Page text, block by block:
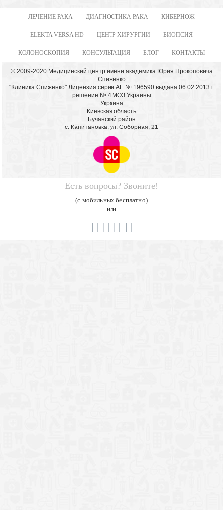
ЛЕЧЕНИЕ РАКА ДИАГНОСТИКА РАКА КИБЕРНОЖ
ELEKTA VERSA HD ЦЕНТР ХИРУРГИИ БИОПСИЯ
КОЛОНОСКОПИЯ КОНСУЛЬТАЦИЯ БЛОГ КОНТАКТЫ
© 2009-2020 Медицинский центр имени академика Юрия Прокоповича
Спиженко
"Клиника Спиженко" Лицензия серии АЕ № 196590 выдана 06.02.2013 г.
решение № 4 МОЗ Украины
Украина
Киевская область
Бучанский район
с. Капитановка, ул. Соборная, 21
Есть вопросы? Звоните!
(с мобильных бесплатно)
или